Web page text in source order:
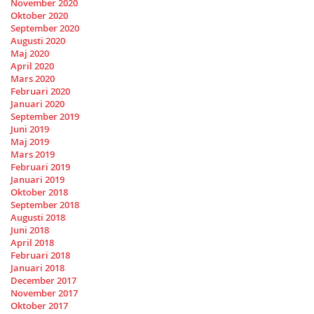
November 2020
Oktober 2020
September 2020
Augusti 2020
Maj 2020
April 2020
Mars 2020
Februari 2020
Januari 2020
September 2019
Juni 2019
Maj 2019
Mars 2019
Februari 2019
Januari 2019
Oktober 2018
September 2018
Augusti 2018
Juni 2018
April 2018
Februari 2018
Januari 2018
December 2017
November 2017
Oktober 2017